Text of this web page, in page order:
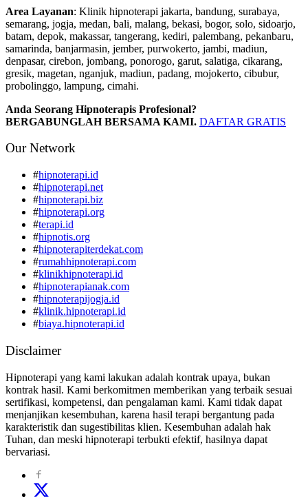
Area Layanan: Klinik hipnoterapi jakarta, bandung, surabaya,
semarang, jogja, medan, bali, malang, bekasi, bogor, solo, sidoarjo,
batam, depok, makassar, tangerang, kediri, palembang, pekanbaru,
samarinda, banjarmasin, jember, purwokerto, jambi, madiun,
denpasar, cirebon, jombang, ponorogo, garut, salatiga, cikarang,
gresik, magetan, nganjuk, madiun, padang, mojokerto, cibubur,
probolinggo, lampung, cimahi.
Anda Seorang Hipnoterapis Profesional?
BERGABUNGLAH BERSAMA KAMI. DAFTAR GRATIS
Our Network
#hipnoterapi.id
#hipnoterapi.net
#hipnoterapi.biz
#hipnoterapi.org
#terapi.id
#hipnotis.org
#hipnoterapiterdekat.com
#rumahhipnoterapi.com
#klinikhipnoterapi.id
#hipnoterapianak.com
#hipnoterapijogja.id
#klinik.hipnoterapi.id
#biaya.hipnoterapi.id
Disclaimer
Hipnoterapi yang kami lakukan adalah kontrak upaya, bukan
kontrak hasil. Kami berkomitmen memberikan yang terbaik sesuai
sertifikasi, kompetensi, dan pengalaman kami. Kami tidak dapat
menjanjikan kesembuhan, karena hasil terapi bergantung pada
karakteristik dan sugestibilitas klien. Kesembuhan adalah hak
Tuhan, dan meski hipnoterapi terbukti efektif, hasilnya dapat
bervariasi.